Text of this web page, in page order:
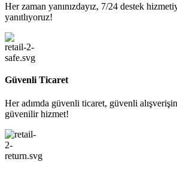
Her zaman yanınızdayız, 7/24 destek
yanıtlıyoruz!
Güvenli Ticaret
Her adımda güvenli ticaret, güvenli
güvenilir hizmet!